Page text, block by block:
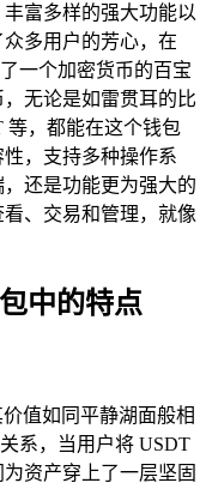
富多样的强大功能以
多用户的芳心，在
一个加密货币的百宝
无论是如雷贯耳的比
等，都能在这个钱包
，支持多种操作系
还是功能更为强大的
、交易和管理，就像
中的特点
值如同平静湖面般相
系，当用户将 USDT
资产穿上了一层坚固